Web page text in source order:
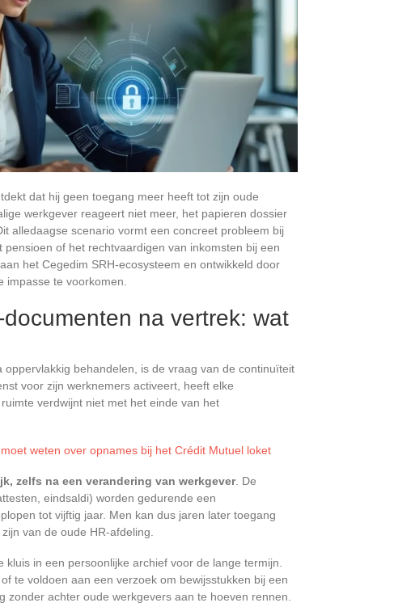
dat hij geen toegang meer heeft tot zijn oude
werkgever reageert niet meer, het papieren dossier
alledaagse scenario vormt een concreet probleem bij
of het rechtvaardigen van inkomsten bij een
het Cegedim SRH-ecosysteem en ontwikkeld door
impasse te voorkomen.
na vertrek: wat
behandelen, is de vraag van de continuïteit
voor zijn werknemers activeert, heeft elke
verdwijnt niet met het einde van het
weten over opnames bij het Crédit Mutuel loket
zelfs na een verandering van werkgever. De
eindsaldi) worden gedurende een
tot vijftig jaar. Men kan dus jaren later toegang
van de oude HR-afdeling.
in een persoonlijke archief voor de lange termijn.
te voldoen aan een verzoek om bewijsstukken bij een
zonder achter oude werkgevers aan te hoeven rennen.